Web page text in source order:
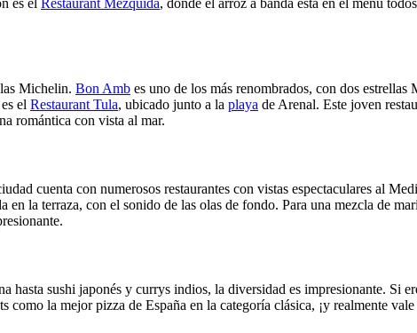
es el Restaurant Mezquida, donde el arroz a banda está en el menú
Michelin. Bon Amb es uno de los más renombrados, con dos
el Restaurant Tula, ubicado junto a la playa de Arenal. Este joven
romántica con vista al mar.
cuenta con numerosos restaurantes con vistas espectaculares al
la terraza, con el sonido de las olas de fondo. Para una mezcla de
sushi japonés y currys indios, la diversidad es impresionante. Si
la mejor pizza de España en la categoría clásica, ¡y realmente